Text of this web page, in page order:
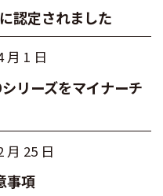
認定されました
月 1 日
リーズをマイナーチ
月 25 日
事項